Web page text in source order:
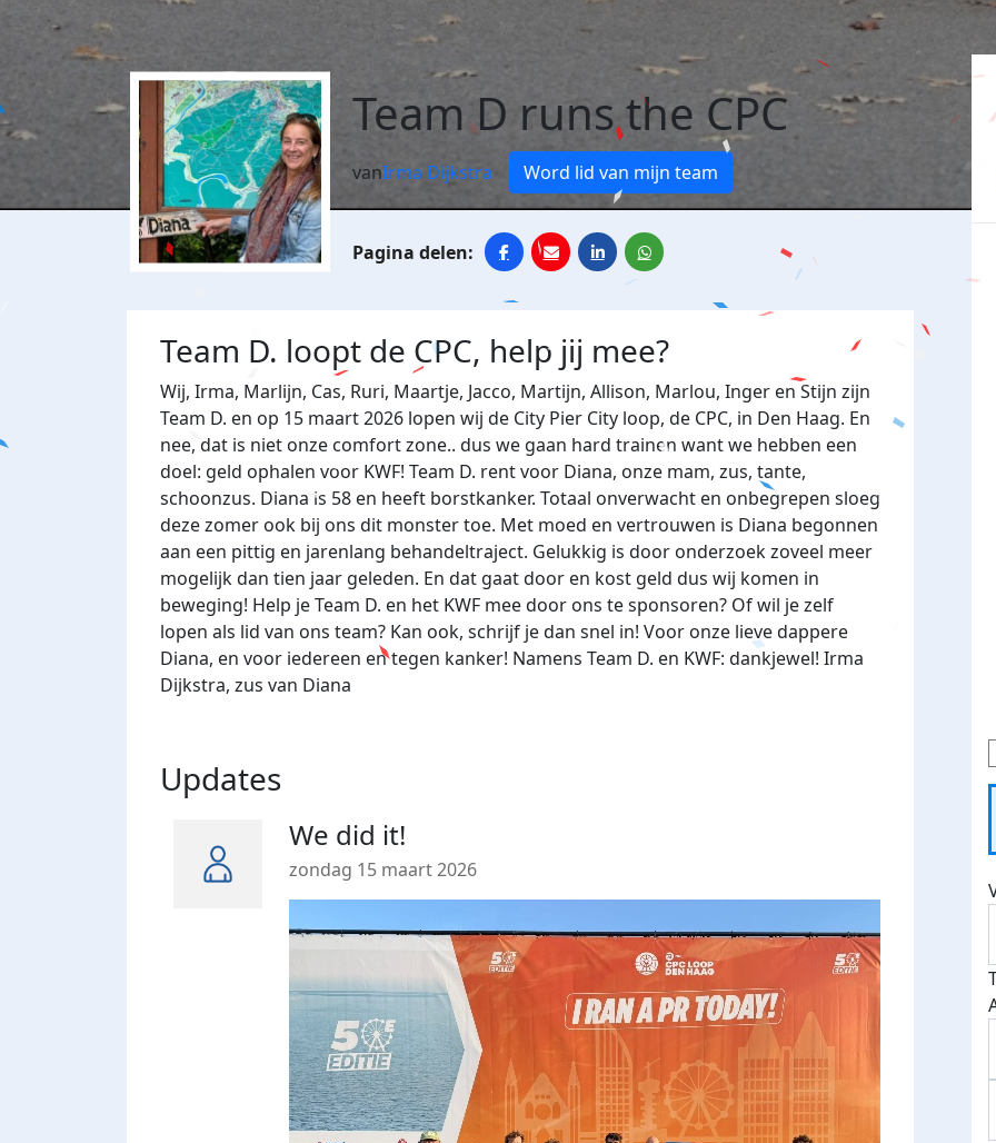
Team D runs the CPC
vanIrma Dijkstra Word lid van mijn team
Team D. loopt de CPC, help jij mee?
Wij, Irma, Marlijn, Cas, Ruri, Maartje, Jacco, Martijn, Allison, Marlou, Inger en Stijn zijn
Team D. en op 15 maart 2026 lopen wij de City Pier City loop, de CPC, in Den Haag. En
nee, dat is niet onze comfort zone.. dus we gaan hard trainen want we hebben een
doel: geld ophalen voor KWF! Team D. rent voor Diana, onze mam, zus, tante,
schoonzus. Diana is 58 en heeft borstkanker. Totaal onverwacht en onbegrepen sloeg
deze zomer ook bij ons dit monster toe. Met moed en vertrouwen is Diana begonnen
aan een pittig en jarenlang behandeltraject. Gelukkig is door onderzoek zoveel meer
mogelijk dan tien jaar geleden. En dat gaat door en kost geld dus wij komen in
beweging! Help je Team D. en het KWF mee door ons te sponsoren? Of wil je zelf
lopen als lid van ons team? Kan ook, schrijf je dan snel in! Voor onze lieve dappere
Diana, en voor iedereen en tegen kanker! Namens Team D. en KWF: dankjewel! Irma
Dijkstra, zus van Diana
Updates
We did it!
zondag 15 maart 2026